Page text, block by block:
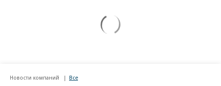
Новости компаний Все